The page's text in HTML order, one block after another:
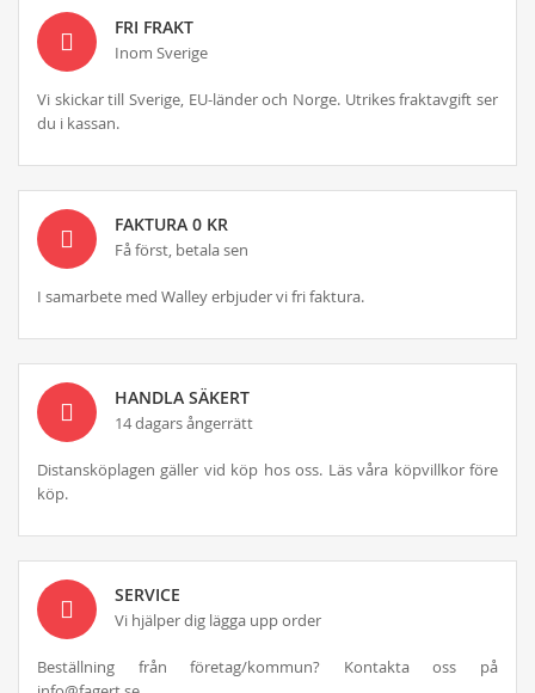
FRI FRAKT
Inom Sverige
Vi skickar till Sverige, EU-länder och Norge. Utrikes fraktavgift ser
du i kassan.
FAKTURA 0 KR
Få först, betala sen
I samarbete med Walley erbjuder vi fri faktura.
HANDLA SÄKERT
14 dagars ångerrätt
Distansköplagen gäller vid köp hos oss. Läs våra köpvillkor före
köp.
SERVICE
Vi hjälper dig lägga upp order
Beställning från företag/kommun? Kontakta oss på